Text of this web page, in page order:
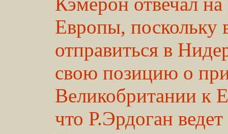
Европы, поскольку
отправиться в
свою позицию о
Великобритании к
что Р.Эрдоган